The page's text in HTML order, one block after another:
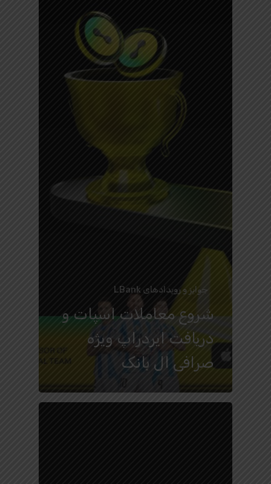
جوایز و رویدادهای LBank
شروع معاملات اسپات و
دریافت ایردراپ ویژه
صرافی ال بانک